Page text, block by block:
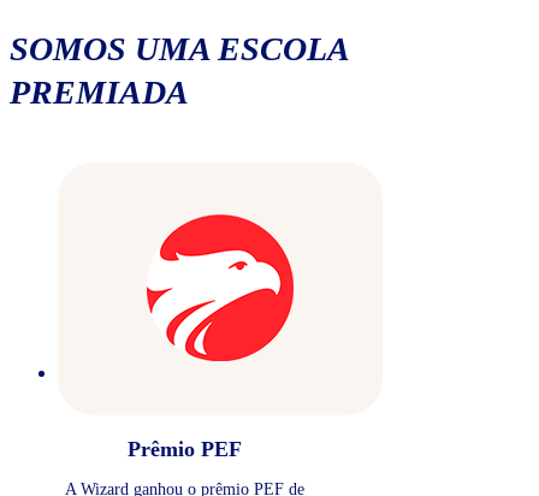
SOMOS UMA ESCOLA
PREMIADA
Prêmio PEF
A Wizard ganhou o prêmio PEF de